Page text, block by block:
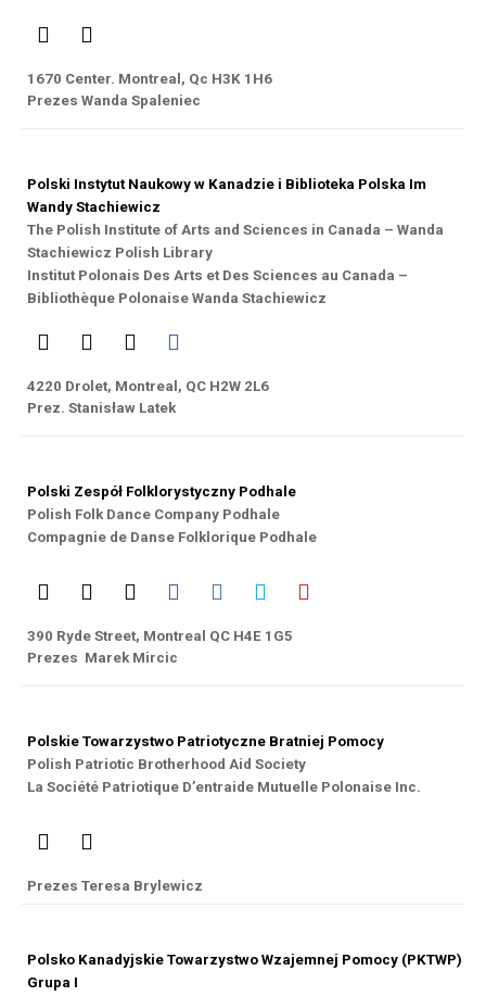
1670 Center. Montreal, Qc H3K 1H6
Prezes Wanda Spaleniec
Polski Instytut Naukowy w Kanadzie i Biblioteka Polska Im
Wandy Stachiewicz
The Polish Institute of Arts and Sciences in Canada – Wanda
Stachiewicz Polish Library
Institut Polonais Des Arts et Des Sciences au Canada –
Bibliothèque Polonaise Wanda Stachiewicz
4220 Drolet, Montreal, QC H2W 2L6
Prez. Stanisław Latek
Polski Zespół Folklorystyczny Podhale
Polish Folk Dance Company Podhale
Compagnie de Danse Folklorique Podhale
390 Ryde Street, Montreal QC H4E 1G5
Prezes Marek Mircic
Polskie Towarzystwo Patriotyczne Bratniej Pomocy
Polish Patriotic Brotherhood Aid Society
La Société Patriotique D’entraide Mutuelle Polonaise Inc.
Prezes Teresa Brylewicz
Polsko Kanadyjskie Towarzystwo Wzajemnej Pomocy (PKTWP)
Grupa I